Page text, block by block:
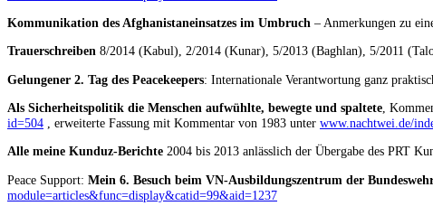
Kommunikation des Afghanistaneinsatzes im Umbruch – Anmerkungen zu
Trauerschreiben 8/2014 (Kabul), 2/2014 (Kunar), 5/2013 (Baghlan), 5/2011
Gelungener 2. Tag des Peacekeepers: Internationale Verantwortung ganz
Als Sicherheitspolitik die Menschen aufwühlte, bewegte und spaltete ,
id=504 , erweiterte Fassung mit Kommentar von 1983 unter www.nachtwei.de/
Alle meine Kunduz-Berichte 2004 bis 2013 anlässlich der Übergabe des PRT
Peace Support: Mein 6. Besuch beim VN-Ausbildungszentrum der
module=articles&func=display&catid=99&aid=1237